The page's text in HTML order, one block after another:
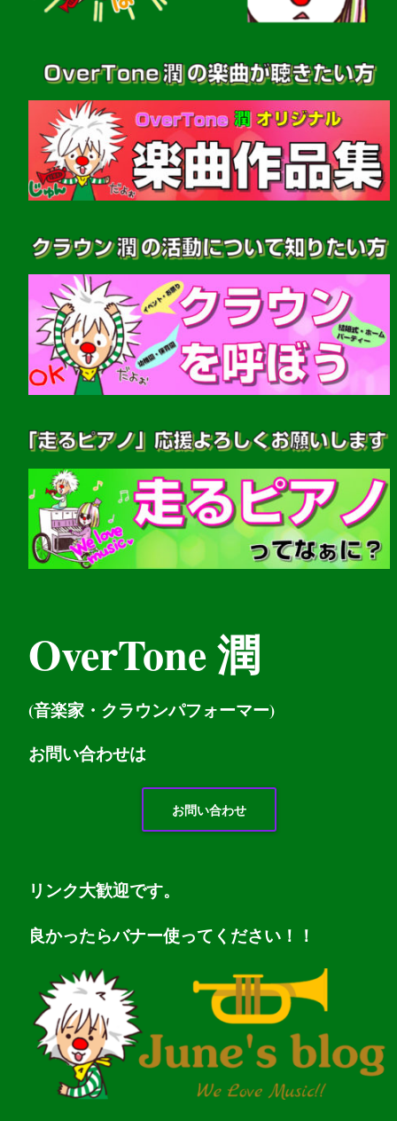
OverTone 潤
(音楽家・クラウンパフォーマー)
お問い合わせは
お問い合わせ
リンク大歓迎です。
良かったらバナー使ってください！！